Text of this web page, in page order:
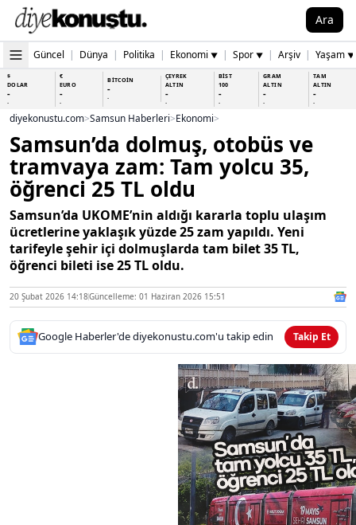
Ara
Güncel | Dünya | Politika | Ekonomi ▼ | Spor ▼ | Arşiv | Yaşam ▼
$
DOLAR
-
-
€
EURO
-
-
BİTCOİN
-
-
ÇEYREK
ALTIN
-
-
BİST
100
-
-
GRAM
ALTIN
-
-
TAM
ALTIN
-
-
diyekonustu.com>Samsun Haberleri>Ekonomi>
Samsun’da dolmuş, otobüs ve
tramvaya zam: Tam yolcu 35,
öğrenci 25 TL oldu
Samsun’da UKOME’nin aldığı kararla toplu ulaşım
ücretlerine yaklaşık yüzde 25 zam yapıldı. Yeni
tarifeyle şehir içi dolmuşlarda tam bilet 35 TL,
öğrenci bileti ise 25 TL oldu.
20 Şubat 2026 14:18Güncelleme: 01 Haziran 2026 15:51
Google Haberler'de diyekonustu.com'u takip edin Takip Et